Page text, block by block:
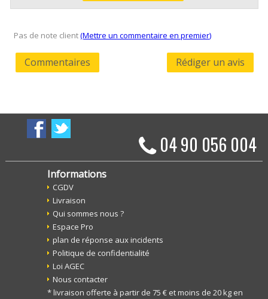
Pas de note client(Mettre un commentaire en premier)
Commentaires Rédiger un avis
04 90 056 004
Informations
CGDV
Livraison
Qui sommes nous ?
Espace Pro
plan de réponse aux incidents
Politique de confidentialité
Loi AGEC
Nous contacter
* livraison offerte à partir de 75 € et moins de 20 kg en